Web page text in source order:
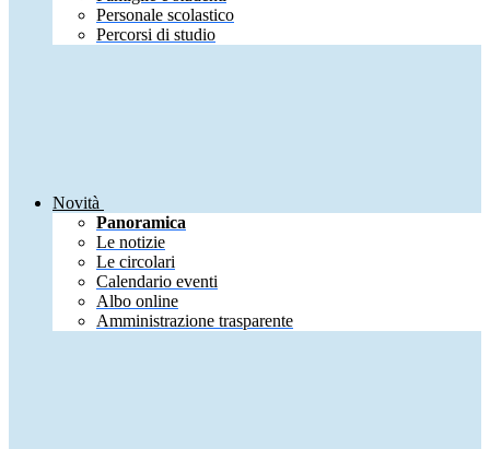
Personale scolastico
Percorsi di studio
Novità
Panoramica
Le notizie
Le circolari
Calendario eventi
Albo online
Amministrazione trasparente